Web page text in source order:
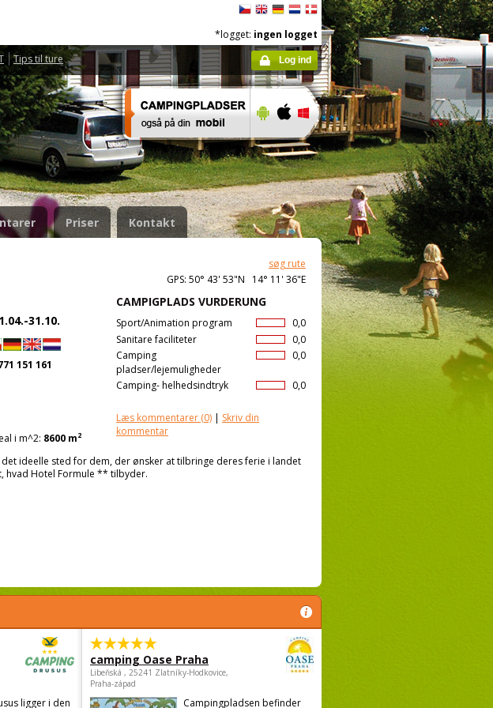
Tips til ture
*logget: ingen logget
Log ind
Priser Kontakt
søg rute
GPS: 50° 43' 53"N 14° 11' 36"E
CAMPIGPLADS VURDERUNG
0,0
Sport/Animation program
0,0
Sanitare faciliteter
0,0
Camping
pladser/lejemuligheder
0,0
Camping- helhedsindtryk
Læs kommentarer (0) | Skriv din
kommentar
31.10.
151 161
i m^2: 8600 m2
ideelle sted for dem, der ønsker at tilbringe deres ferie i landet
hvad Hotel Formule ** tilbyder.
ligger i den
camping Oase Praha
Libeňská , 25241 Zlatníky-Hodkovice,
Praha-západ
Campingpladsen befinder